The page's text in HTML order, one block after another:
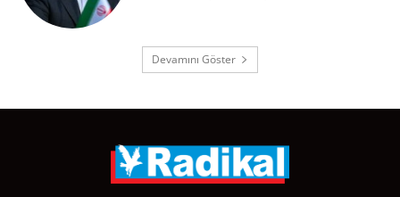
Devamını Göster